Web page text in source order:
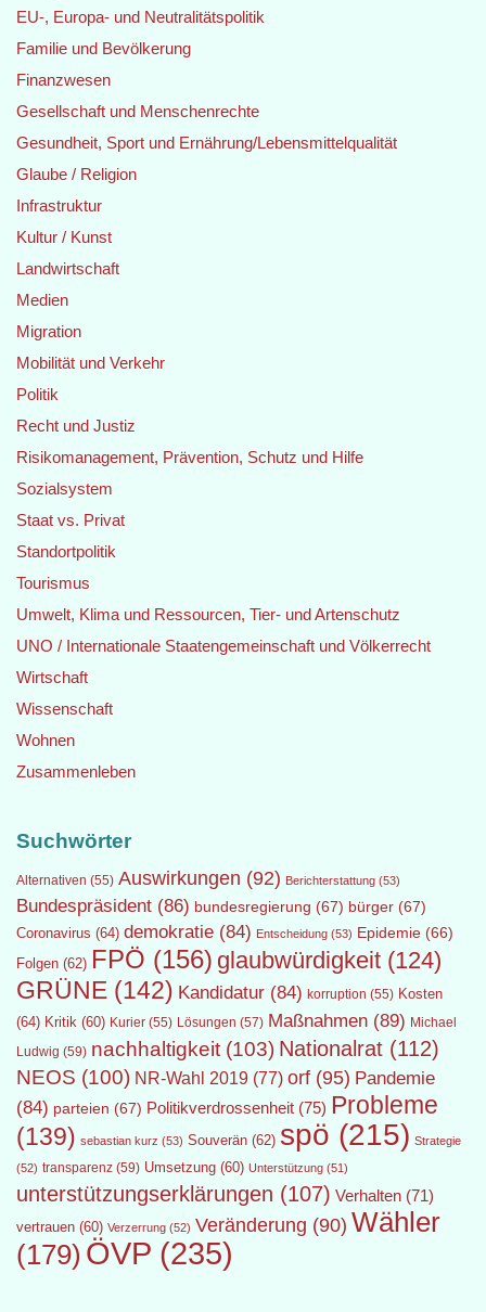
EU-, Europa- und Neutralitätspolitik
Familie und Bevölkerung
Finanzwesen
Gesellschaft und Menschenrechte
Gesundheit, Sport und Ernährung/Lebensmittelqualität
Glaube / Religion
Infrastruktur
Kultur / Kunst
Landwirtschaft
Medien
Migration
Mobilität und Verkehr
Politik
Recht und Justiz
Risikomanagement, Prävention, Schutz und Hilfe
Sozialsystem
Staat vs. Privat
Standortpolitik
Tourismus
Umwelt, Klima und Ressourcen, Tier- und Artenschutz
UNO / Internationale Staatengemeinschaft und Völkerrecht
Wirtschaft
Wissenschaft
Wohnen
Zusammenleben
Suchwörter
Alternativen (55) Auswirkungen (92) Berichterstattung (53)
Bundespräsident (86) bundesregierung (67) bürger (67)
Coronavirus (64) demokratie (84) Entscheidung (53) Epidemie (66)
Folgen (62) FPÖ (156) glaubwürdigkeit (124)
GRÜNE (142) Kandidatur (84) korruption (55) Kosten
(64) Kritik (60) Kurier (55) Lösungen (57) Maßnahmen (89) Michael
Ludwig (59) nachhaltigkeit (103) Nationalrat (112)
NEOS (100) NR-Wahl 2019 (77) orf (95) Pandemie
(84) parteien (67) Politikverdrossenheit (75) Probleme
(139) sebastian kurz (53) Souverän (62) spö (215) Strategie
(52) transparenz (59) Umsetzung (60) Unterstützung (51)
unterstützungserklärungen (107) Verhalten (71)
vertrauen (60) Verzerrung (52) Veränderung (90) Wähler
(179) ÖVP (235)